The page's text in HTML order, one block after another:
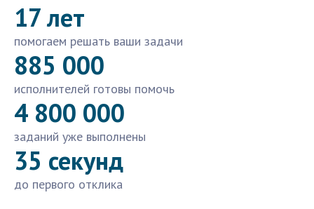
17 лет
помогаем решать ваши задачи
885 000
исполнителей готовы помочь
4 800 000
заданий уже выполнены
35 секунд
до первого отклика